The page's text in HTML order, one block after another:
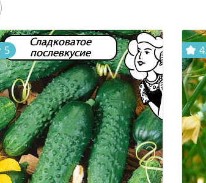
Сладковатое
послевкусие
5